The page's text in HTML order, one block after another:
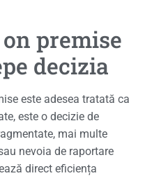
premise
decizia
este adesea tratată ca
este o decizie de
mai multe
nevoia de raportare
direct eficiența